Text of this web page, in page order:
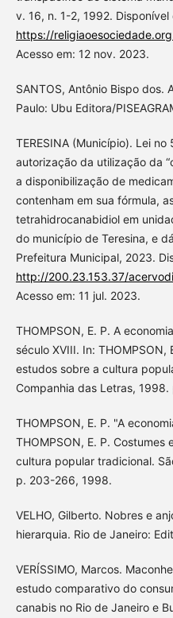
v. 16, n. 1-2, 1992. Disponível
https://
Acesso em: 12 nov. 2023.
SANTOS, Antônio Bispo dos.
Paulo: Ubu Editora/
TERESINA (Município). Lei
autorização da utilização da
a disponibilização de
contenham em sua fórmula,
tetrahidrocanabidiol em
do município de Teresina, e
Prefeitura Municipal, 2023.
http://200.23.153.37/
Acesso em: 11 jul. 2023.
THOMPSON, E. P. A
século XVIII. In: THOMPSON,
estudos sobre a cultura
Companhia das Letras,
THOMPSON, E. P. "A
THOMPSON, E. P. Costumes
cultura popular tradicional.
p. 203-266, 1998.
VELHO, Gilberto. Nobres e
hierarquia. Rio de Janeiro:
VERÍSSIMO, Marcos.
estudo comparativo do
canabis no Rio de Janeiro e